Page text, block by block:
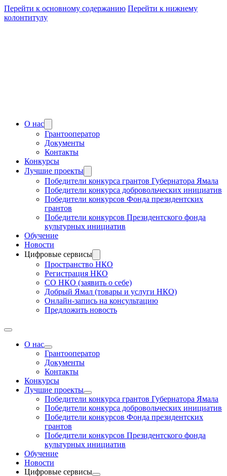
Перейти к основному содержанию Перейти к нижнему
колонтитулу
О нас
Грантооператор
Документы
Контакты
Конкурсы
Лучшие проекты
Победители конкурса грантов Губернатора Ямала
Победители конкурса добровольческих инициатив
Победители конкурсов Фонда президентских
грантов
Победители конкурсов Президентского фонда
культурных инициатив
Обучение
Новости
Цифровые сервисы
Пространство НКО
Регистрация НКО
СО НКО (заявить о себе)
Добрый Ямал (товары и услуги НКО)
Онлайн-запись на консультацию
Предложить новость
О нас
Грантооператор
Документы
Контакты
Конкурсы
Лучшие проекты
Победители конкурса грантов Губернатора Ямала
Победители конкурса добровольческих инициатив
Победители конкурсов Фонда президентских
грантов
Победители конкурсов Президентского фонда
культурных инициатив
Обучение
Новости
Цифровые сервисы